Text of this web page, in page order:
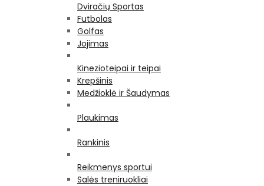
Dviračių Sportas
Futbolas
Golfas
Jojimas
Kinezioteipai ir teipai
Krepšinis
Medžioklė ir Šaudymas
Plaukimas
Rankinis
Reikmenys sportui
Salės treniruokliai